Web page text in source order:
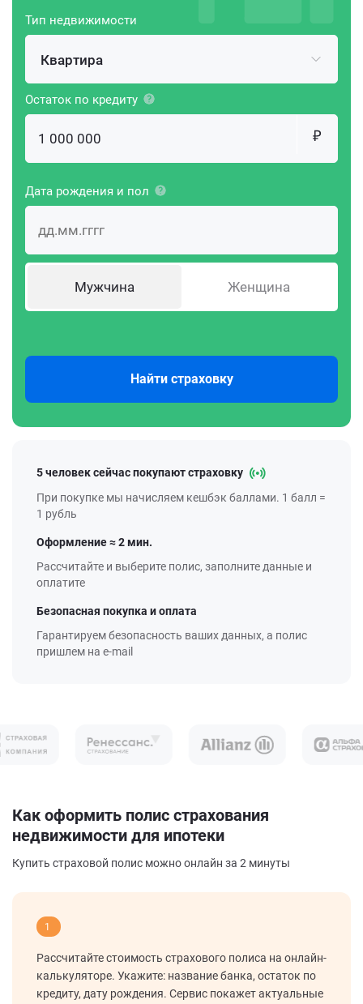
Тип недвижимости
Квартира
Остаток по кредиту
Дата рождения и пол
Мужчина Женщина
Найти страховку
5 человек сейчас покупают страховку
При покупке мы начисляем кешбэк баллами. 1 балл =
1 рубль
Оформление ≈ 2 мин.
Рассчитайте и выберите полис, заполните данные и
оплатите
Безопасная покупка и оплата
Гарантируем безопасность ваших данных, а полис
пришлем на e-mail
Как оформить полис страхования
недвижимости для ипотеки
Купить страховой полис можно онлайн за 2 минуты
1
Рассчитайте стоимость страхового полиса на онлайн-
калькуляторе. Укажите: название банка, остаток по
кредиту, дату рождения. Сервис покажет актуальные